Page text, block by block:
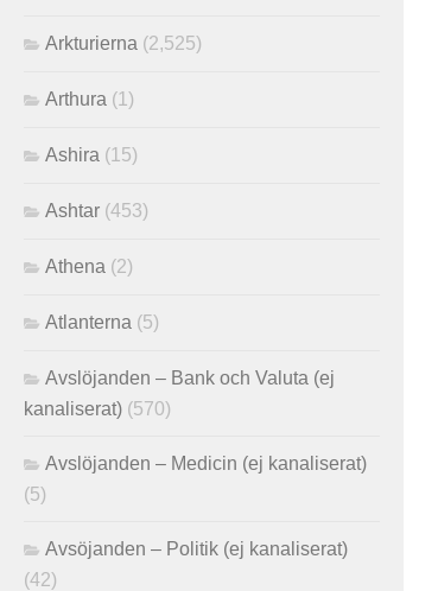
Arkturierna (2,525)
Arthura (1)
Ashira (15)
Ashtar (453)
Athena (2)
Atlanterna (5)
Avslöjanden – Bank och Valuta (ej
kanaliserat) (570)
Avslöjanden – Medicin (ej kanaliserat)
(5)
Avsöjanden – Politik (ej kanaliserat)
(42)